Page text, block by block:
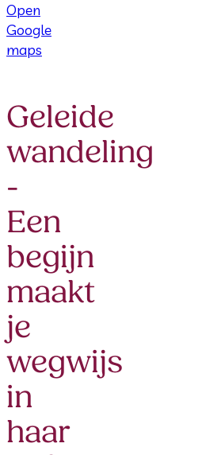
Open
Google
maps
Geleide
wandeling
-
Een
begijn
maakt
je
wegwijs
in
haar